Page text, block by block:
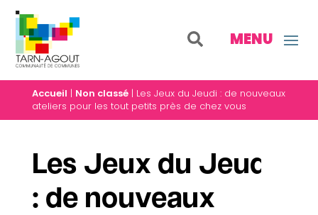
Accueil | Non classé| Les Jeux du Jeudi : de nouveaux
ateliers pour les tout petits près de chez vous
Les Jeux du Jeudi
: de nouveaux